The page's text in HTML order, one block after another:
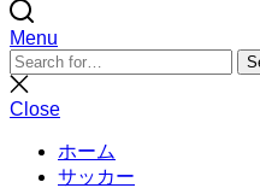
Menu
Search
for:
Close
search
Close
ホーム
サッカー